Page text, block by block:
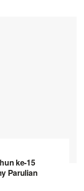
ke-15
Parulian